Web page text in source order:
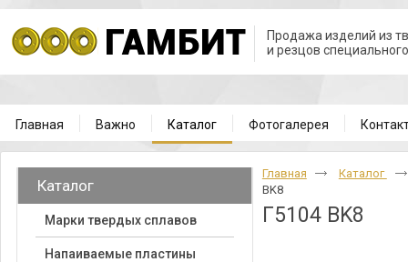
Продажа изделий из
и резцов
Главная Важно Каталог Фотогалерея
Каталог
Марки твердых сплавов
Напаиваемые пластины
Главная
Каталог
BK8
Г5104 BK8